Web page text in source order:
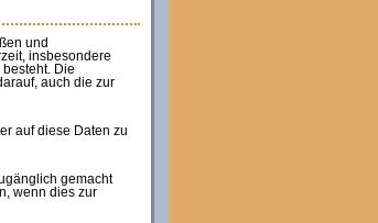
und
insbesondere
Die
auch die zur
auf diese Daten zu
gemacht
wenn dies zur